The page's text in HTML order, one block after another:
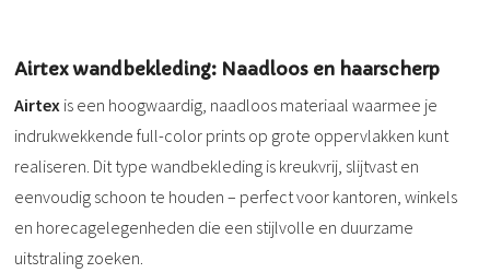
Airtex wandbekleding: Naadloos en haarscherp
Airtex is een hoogwaardig, naadloos materiaal waarmee je
indrukwekkende full-color prints op grote oppervlakken kunt
realiseren. Dit type wandbekleding is kreukvrij, slijtvast en
eenvoudig schoon te houden – perfect voor kantoren, winkels
en horecagelegenheden die een stijlvolle en duurzame
uitstraling zoeken.